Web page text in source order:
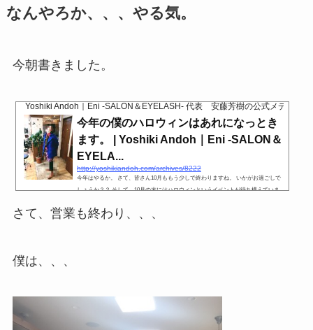
なんやろか、、、やる気。
今朝書きました。
Yoshiki Andoh｜Eni -SALON＆EYELASH- 代表 安藤芳樹の公式メディア
今年の僕のハロウィンはあれになっとき
ます。 | Yoshiki Andoh｜Eni -SALON＆
EYELA...
http://yoshikiandoh.com/archives/8222
今年はやるか。 さて、皆さん10月ももう少しで終わりますね。 いかがお過ごしで
しょうか？？ そして、10月の末にはハロウィンというイベントが待ち構えていま
は月曜日休みじゃん、、、 ハロウィンできないじゃん、、、 と、いうことで 前倒
さて、営業も終わり、、、
僕は、、、